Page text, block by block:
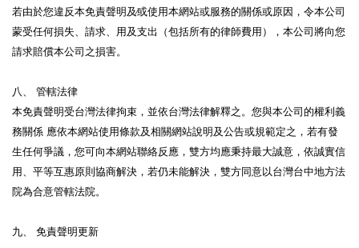
若由於您違反本免責聲明及∕或使用本網站或服務的關係或原因，令本公司
蒙受任何損失、請求、用及支出（包括所有的律師費用），本公司將向您
請求賠償本公司之損害。
八、 管轄法律
本免責聲明受台灣法律拘束，並依台灣法律解釋之。您與本公司的權利義
務關係 應依本網站使用條款及相關網站說明及公告或規範定之，若有發
生任何爭議，您可向本網站聯絡反應，雙方均應秉持最大誠意，依誠實信
用、平等互惠原則協商解決，若仍未能解決，雙方同意以台灣台中地方法
院為合意管轄法院。
九、 免責聲明更新